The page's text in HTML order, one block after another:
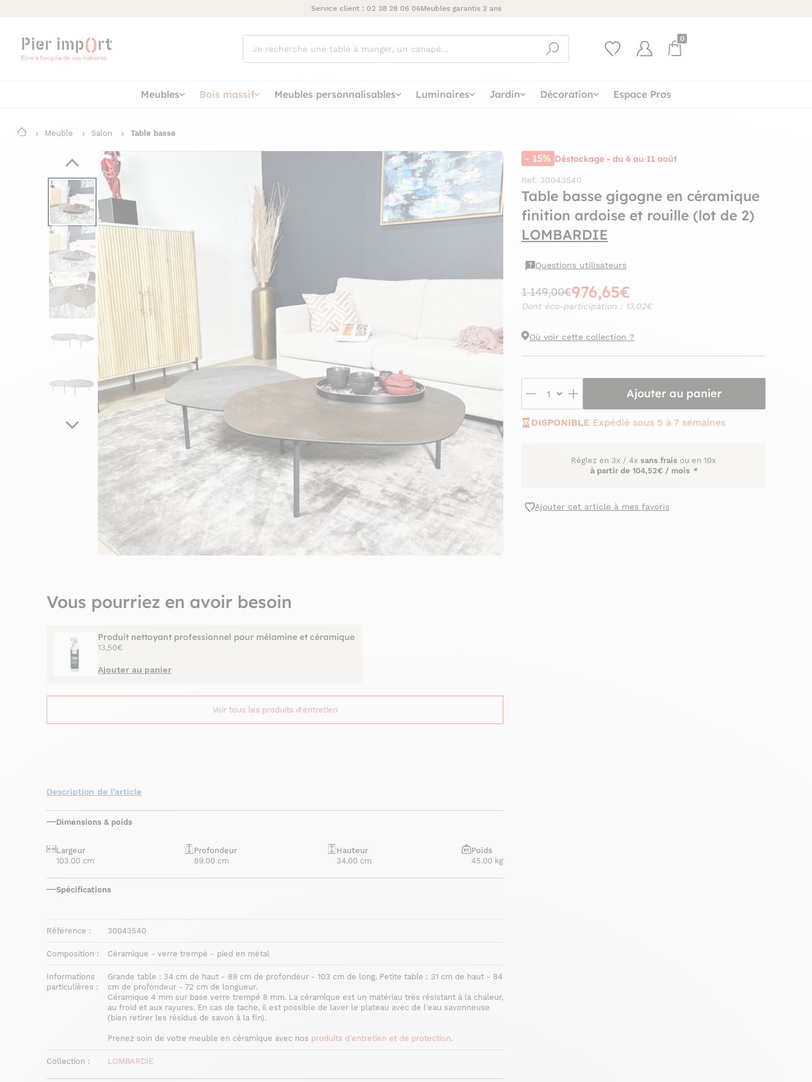
Service client : 02 38 28 06 06Meubles garantis 2 ans
cherchez
vous ?
0
Meubles Bois massif Meubles personnalisables Luminaires Jardin Décoration Espace Pros
Meuble Salon Table basse
- 15% Déstockage - du 6 au 11 août
Ref. 30043540
Table basse gigogne en céramique
finition ardoise et rouille (lot de 2)
LOMBARDIE
Questions utilisateurs
1 149,00€976,65€
Dont éco-participation : 13,02€
Où voir cette collection ?
Ajouter au panier
DISPONIBLE Expédié sous 5 à 7 semaines
Réglez en 3x / 4x sans frais ou en 10x
à partir de 104,52€ / mois *
Ajouter cet article à mes favoris
Vous pourriez en avoir besoin
Produit nettoyant professionnel pour mélamine et céramique
13,50€
Ajouter au panier
Voir tous les produits d'entretien
Description de l'article
Dimensions & poids
Largeur
103.00 cm
Profondeur
89.00 cm
Hauteur
34.00 cm
Poids
45.00 kg
Spécifications
Référence : 30043540
Composition : Céramique - verre trempé - pied en métal
Informations
particulières :
Grande table : 34 cm de haut - 89 cm de profondeur - 103 cm de long. Petite table : 31 cm de haut - 84
cm de profondeur - 72 cm de longueur.
Céramique 4 mm sur base verre trempé 8 mm. La céramique est un matériau très résistant à la chaleur,
au froid et aux rayures. En cas de tache, il est possible de laver le plateau avec de l'eau savonneuse
(bien retirer les résidus de savon à la fin).
Prenez soin de votre meuble en céramique avec nos produits d'entretien et de protection.
Collection : LOMBARDIE